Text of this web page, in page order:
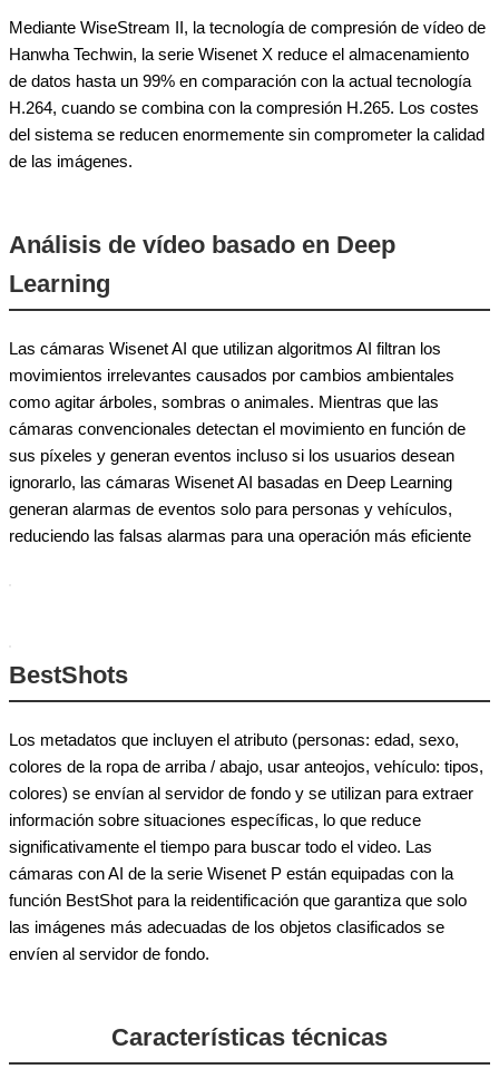
Mediante WiseStream II, la tecnología de compresión de vídeo de
Hanwha Techwin, la serie Wisenet X reduce el almacenamiento
de datos hasta un 99% en comparación con la actual tecnología
H.264, cuando se combina con la compresión H.265. Los costes
del sistema se reducen enormemente sin comprometer la calidad
de las imágenes.
Análisis de vídeo basado en Deep
Learning
Las cámaras Wisenet AI que utilizan algoritmos AI filtran los
movimientos irrelevantes causados por cambios ambientales
como agitar árboles, sombras o animales. Mientras que las
cámaras convencionales detectan el movimiento en función de
sus píxeles y generan eventos incluso si los usuarios desean
ignorarlo, las cámaras Wisenet AI basadas en Deep Learning
generan alarmas de eventos solo para personas y vehículos,
reduciendo las falsas alarmas para una operación más eficiente
BestShots
Los metadatos que incluyen el atributo (personas: edad, sexo,
colores de la ropa de arriba / abajo, usar anteojos, vehículo: tipos,
colores) se envían al servidor de fondo y se utilizan para extraer
información sobre situaciones específicas, lo que reduce
significativamente el tiempo para buscar todo el video. Las
cámaras con AI de la serie Wisenet P están equipadas con la
función BestShot para la reidentificación que garantiza que solo
las imágenes más adecuadas de los objetos clasificados se
envíen al servidor de fondo.
Características técnicas